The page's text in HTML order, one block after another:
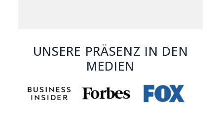
UNSERE PRÄSENZ IN DEN
MEDIEN